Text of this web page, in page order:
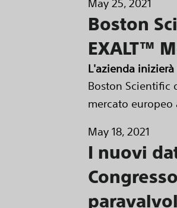
May 25, 2021
Boston
EXALT™
L'azienda
Boston Scientific
mercato europeo
May 18, 2021
I nuovi